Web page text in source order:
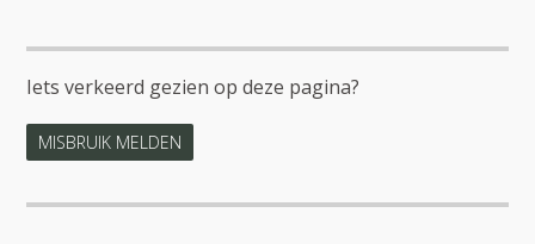
Iets verkeerd gezien op deze pagina?
MISBRUIK MELDEN